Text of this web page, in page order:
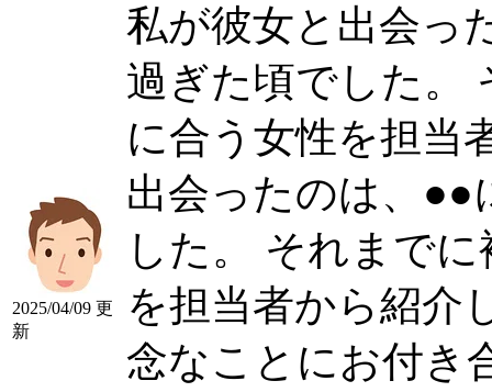
2025/04/09 更
新
私が彼女と出会っ
過ぎた頃でした。
に合う女性を担当
出会ったのは、●●
した。 それまで
を担当者から紹介
念なことにお付き